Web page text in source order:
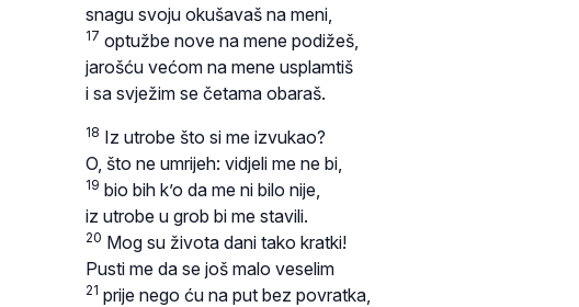
snagu svoju okušavaš na meni,
17 optužbe nove na mene podižeš,
jarošću većom na mene usplamtiš
i sa svježim se četama obaraš.
18 Iz utrobe što si me izvukao?
O, što ne umrijeh: vidjeli me ne bi,
19 bio bih k’o da me ni bilo nije,
iz utrobe u grob bi me stavili.
20 Mog su života dani tako kratki!
Pusti me da se još malo veselim
21 prije nego ću na put bez povratka,